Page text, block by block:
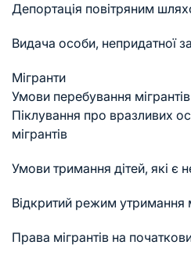
Депортація повітряним
Видача особи, непридатної
Мігранти
Умови перебування
Піклування про вразливих
мігрантів
Умови тримання дітей, які є
Відкритий режим утримання
Права мігрантів на